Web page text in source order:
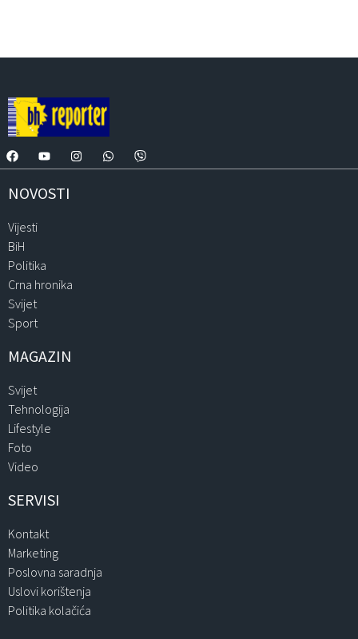
NOVOSTI
Vijesti
BiH
Politika
Crna hronika
Svijet
Sport
MAGAZIN
Svijet
Tehnologija
Lifestyle
Foto
Video
SERVISI
Kontakt
Marketing
Poslovna saradnja
Uslovi korištenja
Politika kolačića